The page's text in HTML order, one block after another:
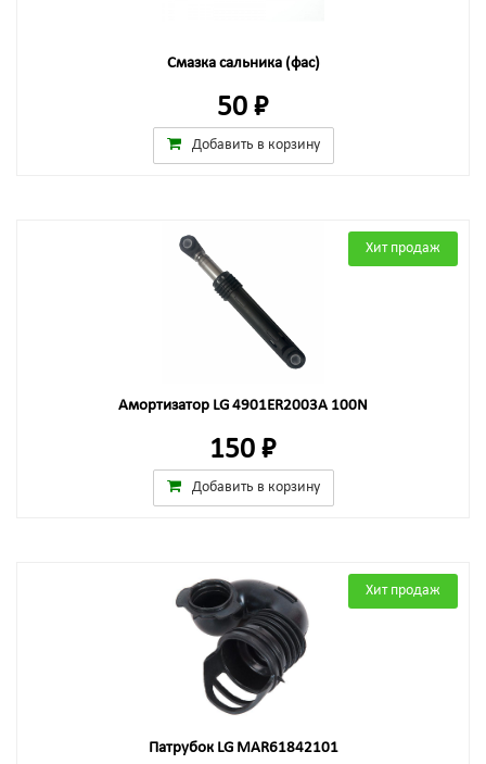
Смазка сальника (фас)
50 ₽
Добавить в корзину
Хит продаж
Амортизатор LG 4901ER2003A 100N
150 ₽
Добавить в корзину
Хит продаж
Патрубок LG MAR61842101